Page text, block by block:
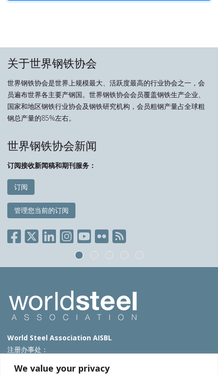
We value your privacy
关于世界钢铁协会
世界钢铁协会是世界上规模最大、活跃度最高的行业协会之一，会
员遍布世界各主要产钢国。世界钢铁协会会员覆盖钢铁生产企业、
国家和地区钢铁行业协会及钢铁研究机构，会员粗钢产量占全球粗
钢总产量的85%左右。
世界钢铁协会新闻
订阅接收新闻稿和期刊服务：
订阅
管理您当前的订阅
World Steel Association AISBL
注册办事处：
T: +32 2 702 89 00 – E:steel@worldsteel.org